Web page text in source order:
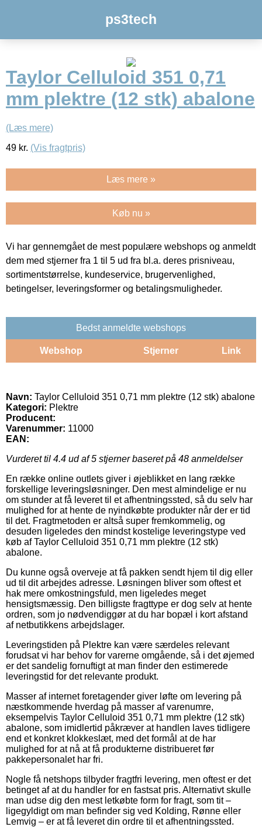
ps3tech
Taylor Celluloid 351 0,71
mm plektre (12 stk) abalone
(Læs mere)
49 kr. (Vis fragtpris)
Læs mere »
Køb nu »
Vi har gennemgået de mest populære webshops og anmeldt
dem med stjerner fra 1 til 5 ud fra bl.a. deres prisniveau,
sortimentstørrelse, kundeservice, brugervenlighed,
betingelser, leveringsformer og betalingsmuligheder.
Bedst anmeldte webshops
Webshop Stjerner Link
Navn: Taylor Celluloid 351 0,71 mm plektre (12 stk) abalone
Kategori: Plektre
Producent:
Varenummer: 11000
EAN:
Vurderet til 4.4 ud af 5 stjerner baseret på 48 anmeldelser
En række online outlets giver i øjeblikket en lang række
forskellige leveringsløsninger. Den mest almindelige er nu
om stunder at få leveret til et afhentningssted, så du selv har
mulighed for at hente de nyindkøbte produkter når der er tid
til det. Fragtmetoden er altså super fremkommelig, og
desuden ligeledes den mindst kostelige leveringstype ved
køb af Taylor Celluloid 351 0,71 mm plektre (12 stk)
abalone.
Du kunne også overveje at få pakken sendt hjem til dig eller
ud til dit arbejdes adresse. Løsningen bliver som oftest et
hak mere omkostningsfuld, men ligeledes meget
hensigtsmæssig. Den billigste fragttype er dog selv at hente
ordren, som jo nødvendiggør at du har bopæl i kort afstand
af netbutikkens arbejdslager.
Leveringstiden på Plektre kan være særdeles relevant
forudsat vi har behov for varerne omgående, så i det øjemed
er det sandelig fornuftigt at man finder den estimerede
leveringstid for det relevante produkt.
Masser af internet foretagender giver løfte om levering på
næstkommende hverdag på masser af varenumre,
eksempelvis Taylor Celluloid 351 0,71 mm plektre (12 stk)
abalone, som imidlertid påkræver at handlen laves tidligere
end et konkret klokkeslæt, med det formål at de har
mulighed for at nå at få produkterne distribueret før
pakkepersonalet har fri.
Nogle få netshops tilbyder fragtfri levering, men oftest er det
betinget af at du handler for en fastsat pris. Alternativt skulle
man udse dig den mest letkøbte form for fragt, som tit –
ligegyldigt om man befinder sig ved Kolding, Rønne eller
Lemvig – er at få leveret din ordre til et afhentningssted.